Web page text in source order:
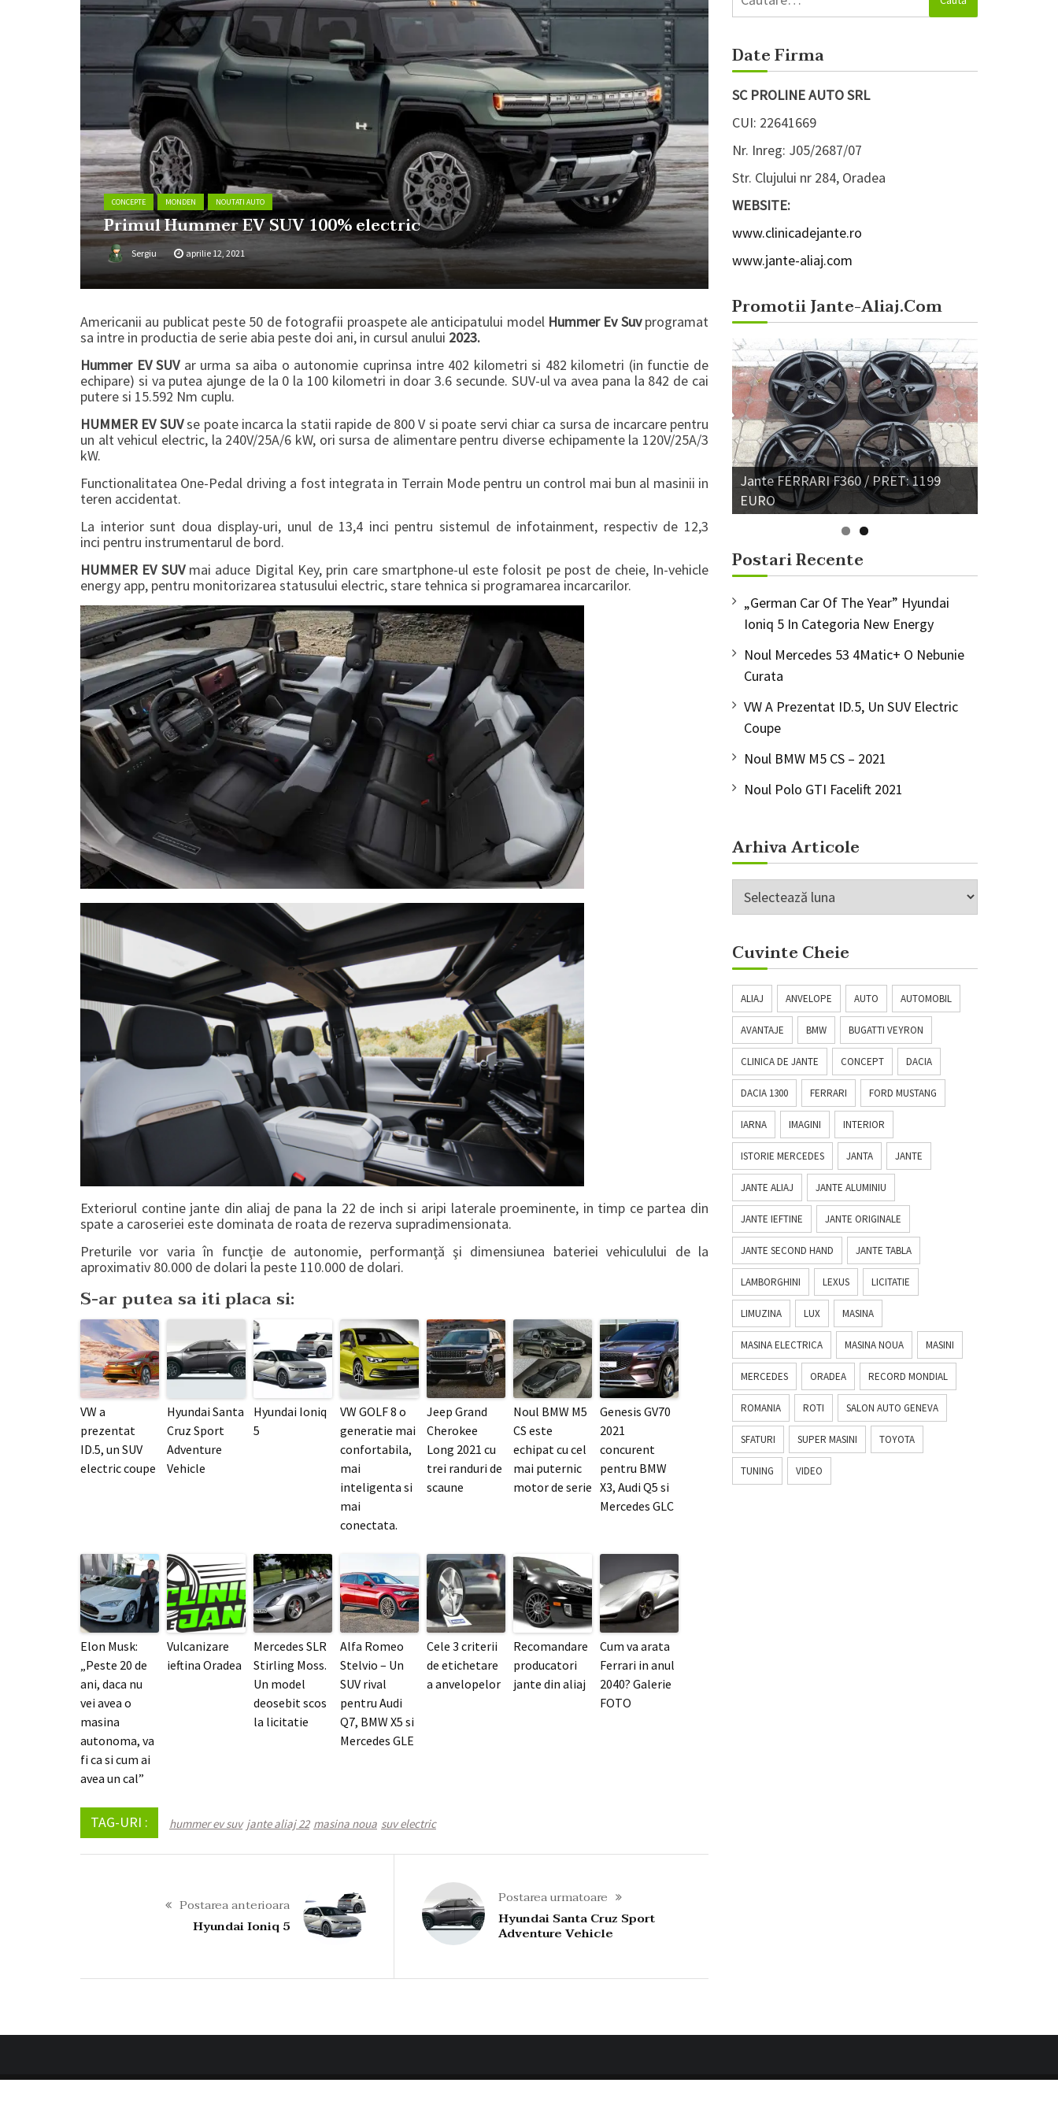
CONCEPTE MONDEN NOUTATI AUTO
Primul Hummer EV SUV 100% electric
Sergiu aprilie 12, 2021
Americanii au publicat peste 50 de fotografii proaspete ale anticipatului model Hummer Ev Suvprogramat
sa intre in productia de serie abia peste doi ani, in cursul anului 2023.
Hummer EV SUVar urma sa aiba o autonomie cuprinsa intre 402 kilometri si 482 kilometri (in functie de
echipare) si va putea ajunge de la 0 la 100 kilometri in doar 3.6 secunde. SUV-ul va avea pana la 842 de cai
putere si 15.592 Nm cuplu.
HUMMER EV SUVse poate incarca la statii rapide de 800 V si poate servi chiar ca sursa de incarcare pentru
un alt vehicul electric, la 240V/25A/6 kW, ori sursa de alimentare pentru diverse echipamente la 120V/25A/3
kW.
Functionalitatea One-Pedal driving a fost integrata in Terrain Mode pentru un control mai bun al masinii in
teren accidentat.
La interior sunt doua display-uri, unul de 13,4 inci pentru sistemul de infotainment, respectiv de 12,3
inci pentru instrumentarul de bord.
HUMMER EV SUV mai aduce Digital Key, prin care smartphone-ul este folosit pe post de cheie, In-vehicle
energy app, pentru monitorizarea statusului electric, stare tehnica si programarea incarcarilor.
Exteriorul contine jante din aliaj de pana la 22 de inch si aripi laterale proeminente, in timp ce partea din
spate a caroseriei este dominata de roata de rezerva supradimensionata.
Preturile vor varia în funcţie de autonomie, performanţă şi dimensiunea bateriei vehiculului de la
aproximativ 80.000 de dolari la peste 110.000 de dolari.
S-ar putea sa iti placa si:
VW a
prezentat
ID.5, un SUV
electric coupe
Hyundai Santa
Cruz Sport
Adventure
Vehicle
Hyundai Ioniq
5
VW GOLF 8 o
generatie mai
confortabila,
mai
inteligenta si
mai
conectata.
Jeep Grand
Cherokee
Long 2021 cu
trei randuri de
scaune
Noul BMW M5
CS este
echipat cu cel
mai puternic
motor de serie
Genesis GV70
2021
concurent
pentru BMW
X3, Audi Q5 si
Mercedes GLC
Elon Musk:
„Peste 20 de
ani, daca nu
vei avea o
masina
autonoma, va
fi ca si cum ai
avea un cal”
Vulcanizare
ieftina Oradea
Mercedes SLR
Stirling Moss.
Un model
deosebit scos
la licitatie
Alfa Romeo
Stelvio – Un
SUV rival
pentru Audi
Q7, BMW X5 si
Mercedes GLE
Cele 3 criterii
de etichetare
a anvelopelor
Recomandare
producatori
jante din aliaj
Cum va arata
Ferrari in anul
2040? Galerie
FOTO
TAG-URI : hummer ev suv jante aliaj 22 masina noua suv electric
Postarea anterioara
Hyundai Ioniq 5
Postarea urmatoare
Hyundai Santa Cruz Sport
Adventure Vehicle
după:
Date Firma
SC PROLINE AUTO SRL
CUI: 22641669
Nr. Inreg: J05/2687/07
Str. Clujului nr 284, Oradea
WEBSITE:
www.clinicadejante.ro
www.jante-aliaj.com
Promotii Jante-Aliaj.com
Jante VW GOLF 4 / PRET: 280 EURO
Jante FERRARI F360 / PRET: 1199
EURO
Postari Recente
„German Car Of The Year” Hyundai
Ioniq 5 In Categoria New Energy
Noul Mercedes 53 4Matic+ O Nebunie
Curata
VW A Prezentat ID.5, Un SUV Electric
Coupe
Noul BMW M5 CS – 2021
Noul Polo GTI Facelift 2021
Arhiva Articole
Arhiva
Articole
Cuvinte Cheie
ALIAJ ANVELOPE AUTO AUTOMOBIL
AVANTAJE BMW BUGATTI VEYRON
CLINICA DE JANTE CONCEPT DACIA
DACIA 1300 FERRARI FORD MUSTANG
IARNA IMAGINI INTERIOR
ISTORIE MERCEDES JANTA JANTE
JANTE ALIAJ JANTE ALUMINIU
JANTE IEFTINE JANTE ORIGINALE
JANTE SECOND HAND JANTE TABLA
LAMBORGHINI LEXUS LICITATIE
LIMUZINA LUX MASINA
MASINA ELECTRICA MASINA NOUA MASINI
MERCEDES ORADEA RECORD MONDIAL
ROMANIA ROTI SALON AUTO GENEVA
SFATURI SUPER MASINI TOYOTA
TUNING VIDEO